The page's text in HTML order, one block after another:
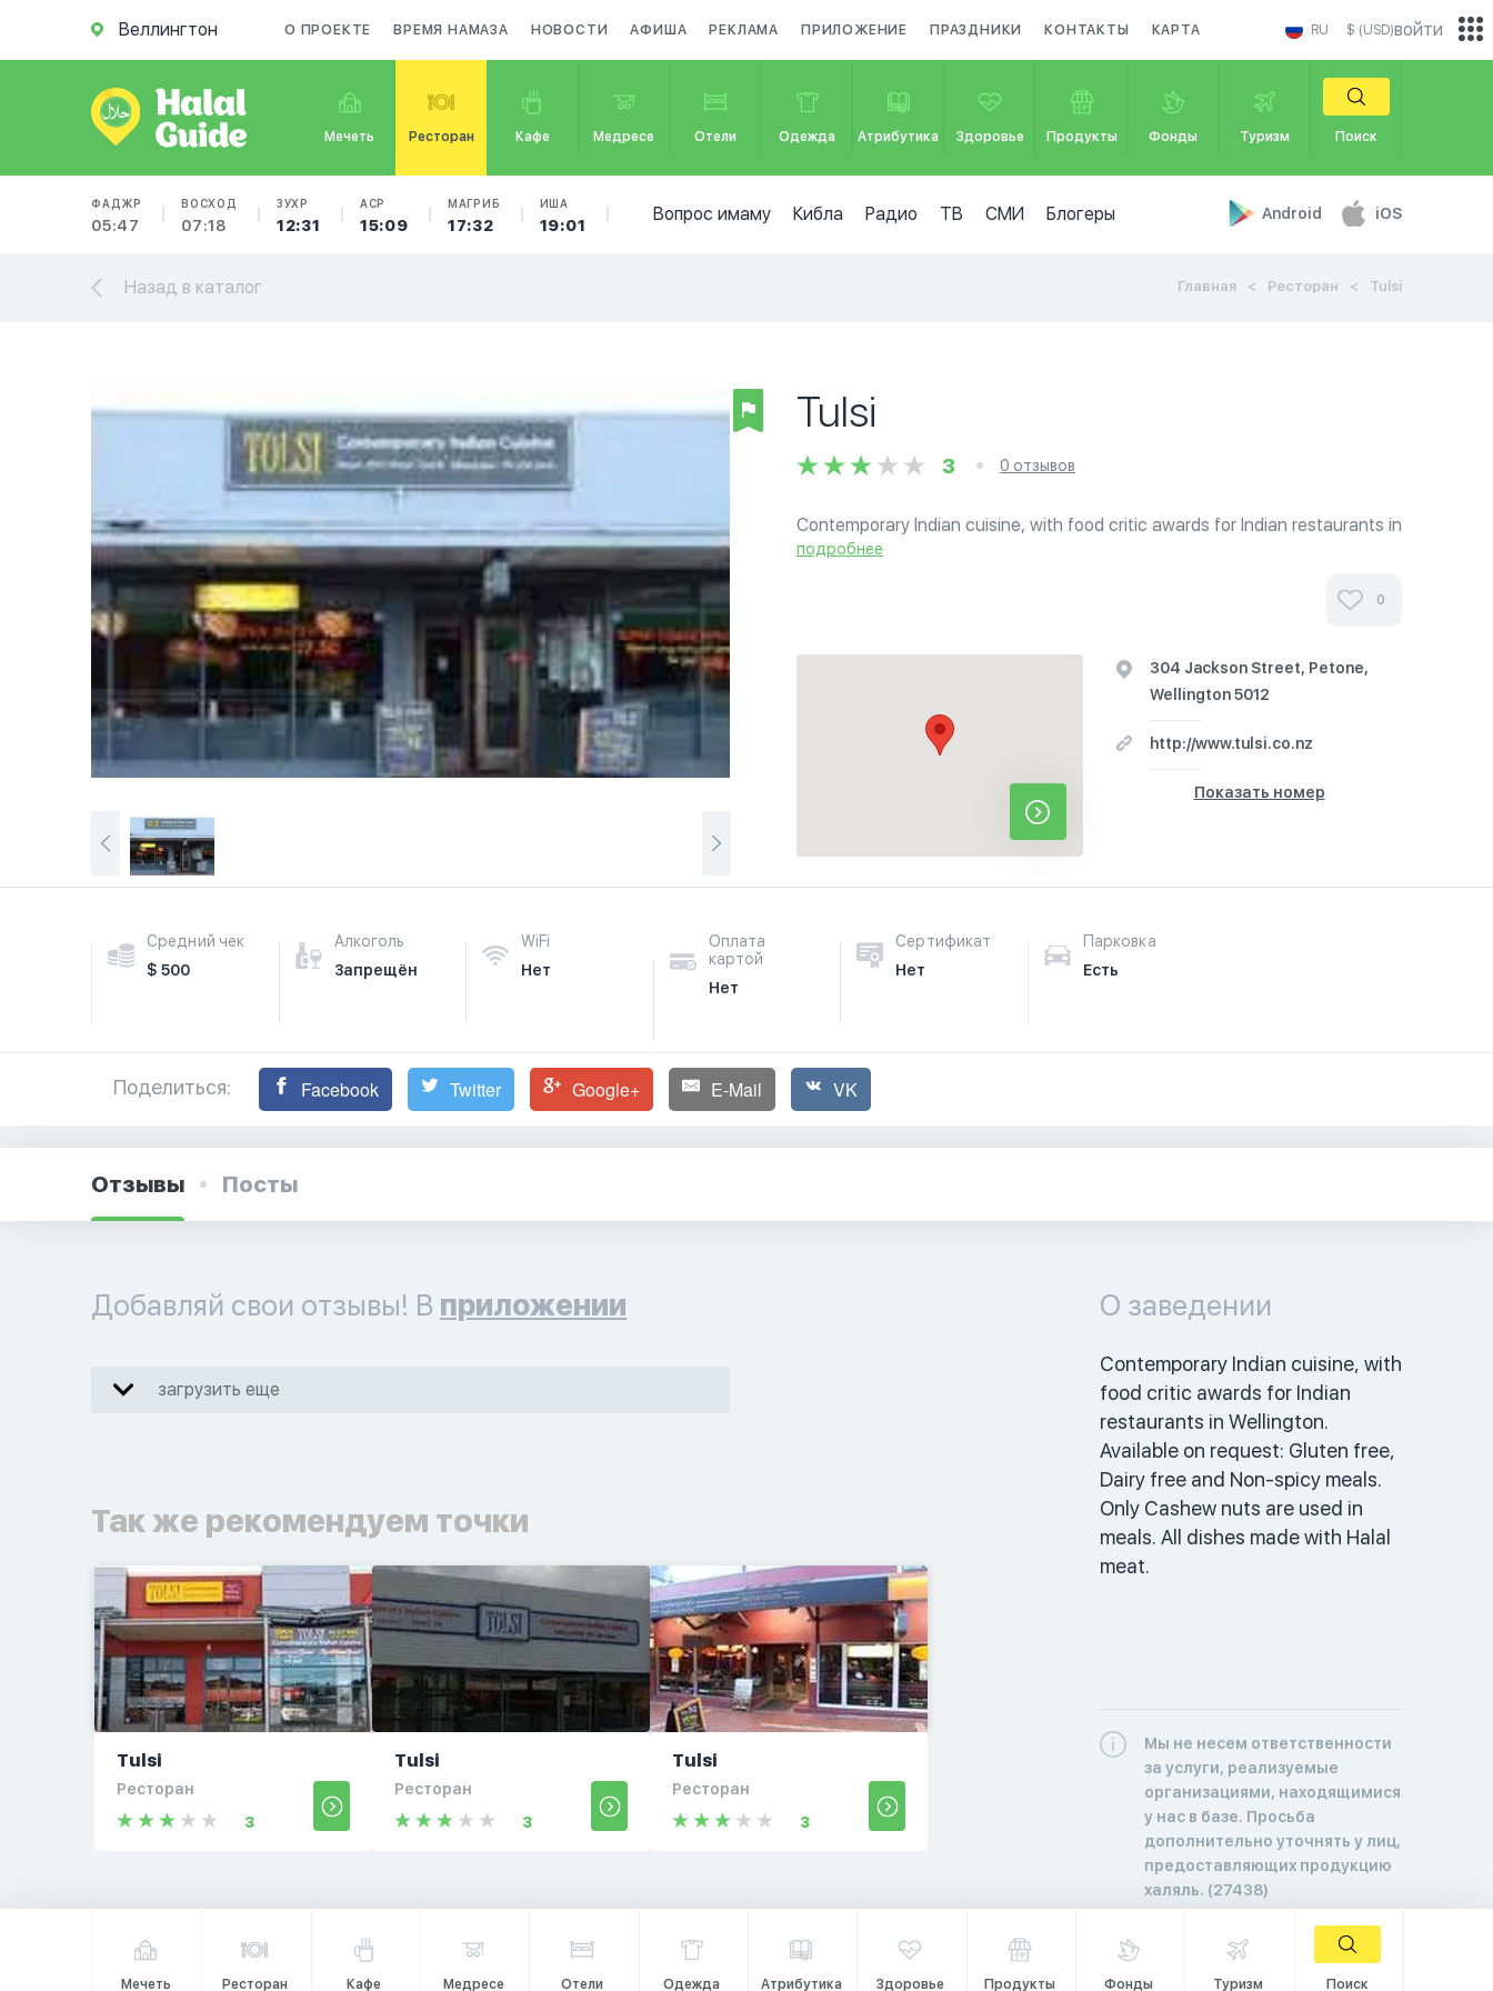
Веллингтон О ПРОЕКТЕ ВРЕМЯ НАМАЗА НОВОСТИ АФИША РЕКЛАМА ПРИЛОЖЕНИЕ ПРАЗДНИКИ КОНТАКТЫ КАРТА RU $ (USD)
Мечеть Ресторан Кафе Медресе Отели Одежда Атрибутика Здоровье Продукты Фонды Туризм Поиск
ФАДЖР
05:47
ВОСХОД
07:18
ЗУХР
12:31
АСР
15:09
МАГРИБ
17:32
ИША
19:01
Вопрос имаму Кибла Радио ТВ СМИ Блогеры Android iOS
войти
Назад в каталог Главная Ресторан Tulsi
Tulsi
3 0 отзывов
Contemporary Indian cuisine, with food critic awards for Indian restaurants in
Wellington. Available on request: Gluten free, Dairy free and Non-spicy
подробнее
0
304 Jackson Street, Petone,
Wellington 5012
http://www.tulsi.co.nz
Показать номер
Средний чек
$ 500
Алкоголь
Запрещён
WiFi
Нет
Оплата
картой
Нет
Сертификат
Нет
Парковка
Есть
Поделиться: Facebook Twitter Google+ E-Mail VK
Отзывы Посты
Добавляй свои отзывы! В приложении
загрузить еще
Так же рекомендуем точки
Tulsi
Ресторан
3
Tulsi
Ресторан
3
Tulsi
Ресторан
3
О заведении
Contemporary Indian cuisine, with
food critic awards for Indian
restaurants in Wellington.
Available on request: Gluten free,
Dairy free and Non-spicy meals.
Only Cashew nuts are used in
meals. All dishes made with Halal
meat.
Мы не несем ответственности
за услуги, реализуемые
организациями, находящимися
у нас в базе. Просьба
дополнительно уточнять у лиц,
предоставляющих продукцию
халяль. (27438)
Мечеть Ресторан Кафе Медресе Отели Одежда Атрибутика Здоровье Продукты Фонды Туризм Поиск